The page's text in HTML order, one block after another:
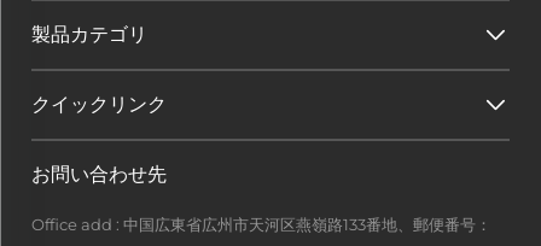
製品カテゴリ
クイックリンク
お問い合わせ先
Office add : 中国広東省広州市天河区燕嶺路133番地、郵便番号：